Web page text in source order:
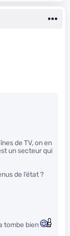
de TV, on en
un secteur qui
de l’état ?
tombe bien